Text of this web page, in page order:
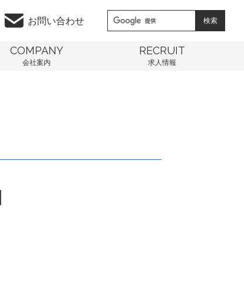
お問い合わせ
COMPANY
会社案内
RECRUIT
求人情報